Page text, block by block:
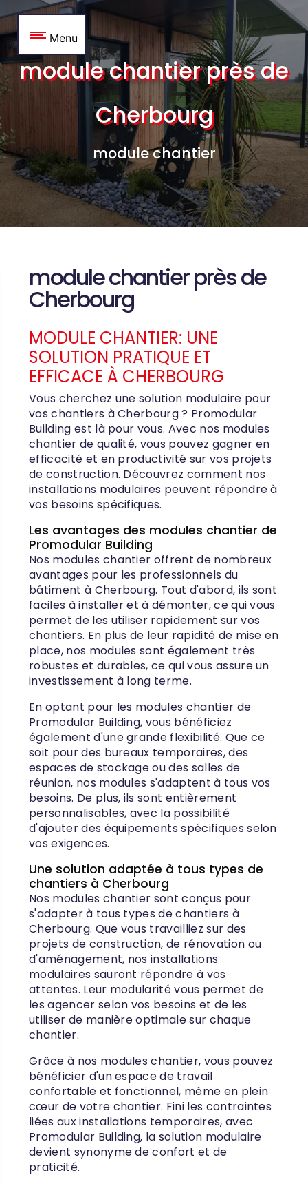
Menu
module chantier près de
Cherbourg
module chantier
module chantier près de
Cherbourg
MODULE CHANTIER: UNE
SOLUTION PRATIQUE ET
EFFICACE À CHERBOURG
Vous cherchez une solution modulaire pour
vos chantiers à Cherbourg ? Promodular
Building est là pour vous. Avec nos modules
chantier de qualité, vous pouvez gagner en
efficacité et en productivité sur vos projets
de construction. Découvrez comment nos
installations modulaires peuvent répondre à
vos besoins spécifiques.
Les avantages des modules chantier de
Promodular Building
Nos modules chantier offrent de nombreux
avantages pour les professionnels du
bâtiment à Cherbourg. Tout d'abord, ils sont
faciles à installer et à démonter, ce qui vous
permet de les utiliser rapidement sur vos
chantiers. En plus de leur rapidité de mise en
place, nos modules sont également très
robustes et durables, ce qui vous assure un
investissement à long terme.
En optant pour les modules chantier de
Promodular Building, vous bénéficiez
également d'une grande flexibilité. Que ce
soit pour des bureaux temporaires, des
espaces de stockage ou des salles de
réunion, nos modules s'adaptent à tous vos
besoins. De plus, ils sont entièrement
personnalisables, avec la possibilité
d'ajouter des équipements spécifiques selon
vos exigences.
Une solution adaptée à tous types de
chantiers à Cherbourg
Nos modules chantier sont conçus pour
s'adapter à tous types de chantiers à
Cherbourg. Que vous travailliez sur des
projets de construction, de rénovation ou
d'aménagement, nos installations
modulaires sauront répondre à vos
attentes. Leur modularité vous permet de
les agencer selon vos besoins et de les
utiliser de manière optimale sur chaque
chantier.
Grâce à nos modules chantier, vous pouvez
bénéficier d'un espace de travail
confortable et fonctionnel, même en plein
cœur de votre chantier. Fini les contraintes
liées aux installations temporaires, avec
Promodular Building, la solution modulaire
devient synonyme de confort et de
praticité.
Panneau de gestion des cookies